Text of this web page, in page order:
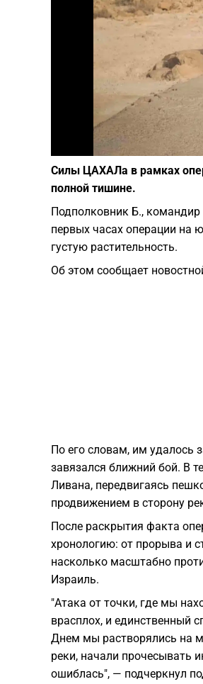
Силы ЦАХАЛа в рамках
полной тишине.
Подполковник Б.,
первых часах операции на
густую растительность.
Об этом сообщает
По его словам, им удалось
завязался ближний бой. В
Ливана, передвигаясь
продвижением в сторону
После раскрытия факта
хронологию: от прорыва и
насколько масштабно
Израиль.
"Атака от точки, где мы
врасплох, и единственный
Днем мы растворялись на
реки, начали прочесывать
ошиблась", — подчеркнул